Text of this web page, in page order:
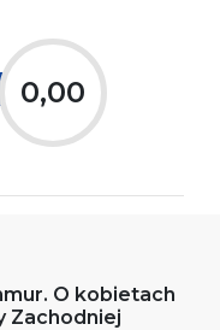
0,00
O kobietach
Zachodniej